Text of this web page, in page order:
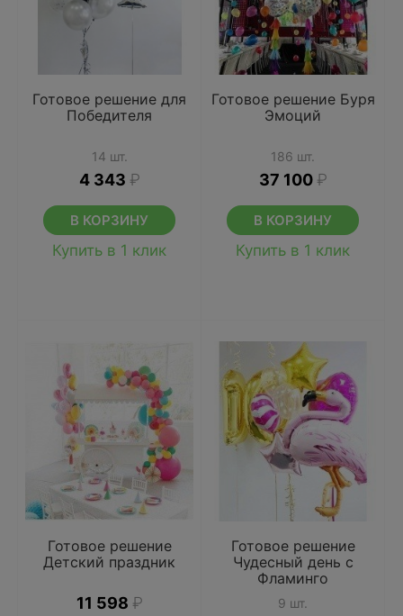
Готовое решение для
Победителя
14 шт.
4 343 ₽
В КОРЗИНУ
Купить в 1 клик
Готовое решение Буря
Эмоций
186 шт.
37 100 ₽
В КОРЗИНУ
Купить в 1 клик
Готовое решение
Детский праздник
11 598 ₽
Готовое решение
Чудесный день с
Фламинго
9 шт.